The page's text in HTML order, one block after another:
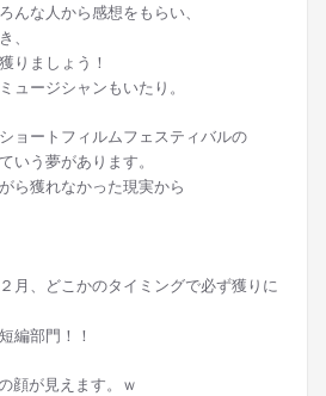
んな人から感想をもらい、
、
りましょう！
ュージシャンもいたり。
ートフィルムフェスティバルの
いう夢があります。
獲れなかった現実から
月、どこかのタイミングで必ず獲りに
編部門！！
顔が見えます。ｗ